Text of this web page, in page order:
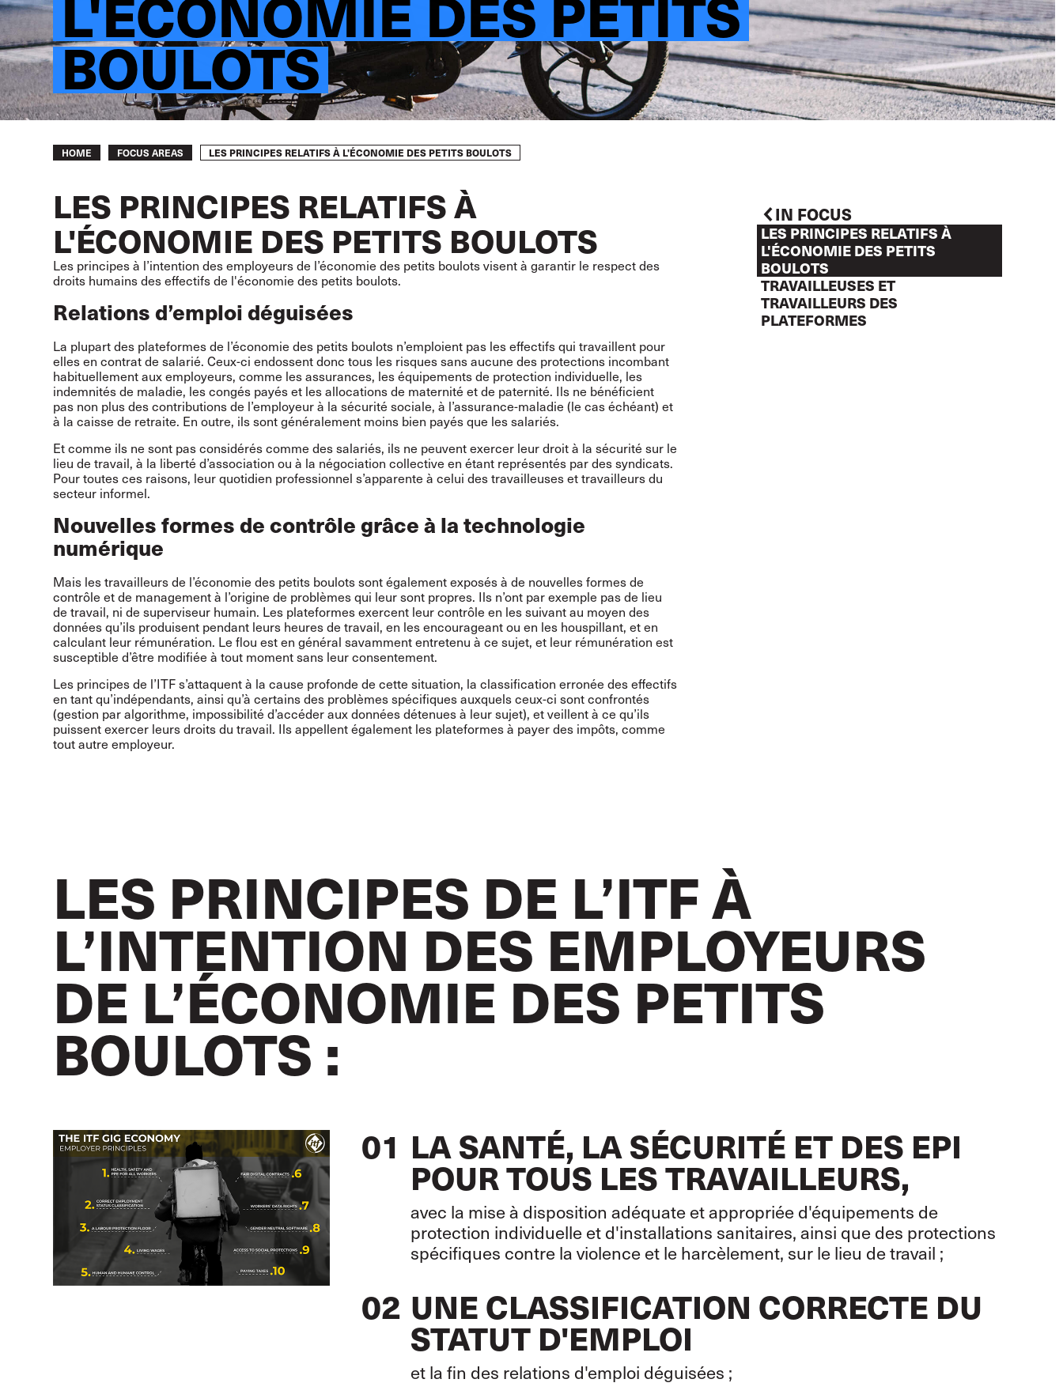
BOULOTS
Breadcrumb
HOME FOCUS AREAS LES PRINCIPES RELATIFS À L'ÉCONOMIE DES PETITS BOULOTS
IN FOCUS
LES PRINCIPES RELATIFS À
L'ÉCONOMIE DES PETITS
BOULOTS
TRAVAILLEUSES ET
TRAVAILLEURS DES
PLATEFORMES
LES PRINCIPES RELATIFS À
L'ÉCONOMIE DES PETITS BOULOTS
Les principes à l’intention des employeurs de l’économie des petits boulots visent à garantir le respect des
droits humains des effectifs de l'économie des petits boulots.
Relations d’emploi déguisées
La plupart des plateformes de l’économie des petits boulots n’emploient pas les effectifs qui travaillent pour
elles en contrat de salarié. Ceux-ci endossent donc tous les risques sans aucune des protections incombant
habituellement aux employeurs, comme les assurances, les équipements de protection individuelle, les
indemnités de maladie, les congés payés et les allocations de maternité et de paternité. Ils ne bénéficient
pas non plus des contributions de l’employeur à la sécurité sociale, à l’assurance-maladie (le cas échéant) et
à la caisse de retraite. En outre, ils sont généralement moins bien payés que les salariés.
Et comme ils ne sont pas considérés comme des salariés, ils ne peuvent exercer leur droit à la sécurité sur le
lieu de travail, à la liberté d’association ou à la négociation collective en étant représentés par des syndicats.
Pour toutes ces raisons, leur quotidien professionnel s’apparente à celui des travailleuses et travailleurs du
secteur informel.
Nouvelles formes de contrôle grâce à la technologie
numérique
Mais les travailleurs de l’économie des petits boulots sont également exposés à de nouvelles formes de
contrôle et de management à l’origine de problèmes qui leur sont propres. Ils n’ont par exemple pas de lieu
de travail, ni de superviseur humain. Les plateformes exercent leur contrôle en les suivant au moyen des
données qu’ils produisent pendant leurs heures de travail, en les encourageant ou en les houspillant, et en
calculant leur rémunération. Le flou est en général savamment entretenu à ce sujet, et leur rémunération est
susceptible d’être modifiée à tout moment sans leur consentement.
Les principes de l’ITF s’attaquent à la cause profonde de cette situation, la classification erronée des effectifs
en tant qu’indépendants, ainsi qu’à certains des problèmes spécifiques auxquels ceux-ci sont confrontés
(gestion par algorithme, impossibilité d’accéder aux données détenues à leur sujet), et veillent à ce qu’ils
puissent exercer leurs droits du travail. Ils appellent également les plateformes à payer des impôts, comme
tout autre employeur.
LES PRINCIPES DE L’ITF À
L’INTENTION DES EMPLOYEURS
DE L’ÉCONOMIE DES PETITS
BOULOTS :
01 LA SANTÉ, LA SÉCURITÉ ET DES EPI
POUR TOUS LES TRAVAILLEURS,
avec la mise à disposition adéquate et appropriée d'équipements de
protection individuelle et d'installations sanitaires, ainsi que des protections
spécifiques contre la violence et le harcèlement, sur le lieu de travail ;
02 UNE CLASSIFICATION CORRECTE DU
STATUT D'EMPLOI
et la fin des relations d'emploi déguisées ;